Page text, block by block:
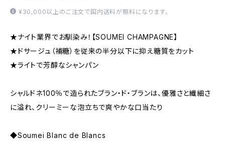
¥30,000以上のご注文で国内送料が無料になります。
★ナイト業界でお馴染み！【SOUMEI CHAMPAGNE】
★ドサージュ（補糖）を従来の半分以下に抑え糖質をカット
★ライトで芳醇なシャンパン
シャルドネ100％で造られたブラン・ド・ブランは、優雅さと繊細さ
に溢れ、クリーミーな泡立ちで爽やかな口当たり
◆Soumei Blanc de Blancs